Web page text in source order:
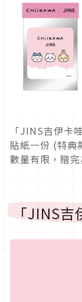
「JINS吉伊卡
貼紙一份 (特典
數量有限，贈完
「JINS吉